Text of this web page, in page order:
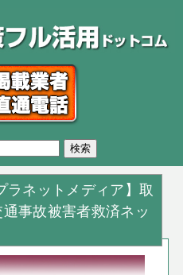
ラネットメディア】取
事故被害者救済ネッ